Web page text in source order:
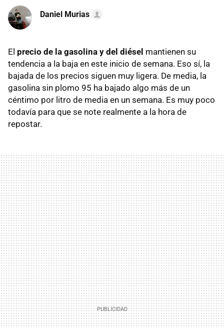
Daniel Murias
El precio de la gasolina y del diésel mantienen su
tendencia a la baja en este inicio de semana. Eso sí, la
bajada de los precios siguen muy ligera. De media, la
gasolina sin plomo 95 ha bajado algo más de un
céntimo por litro de media en un semana. Es muy poco
todavía para que se note realmente a la hora de
repostar.